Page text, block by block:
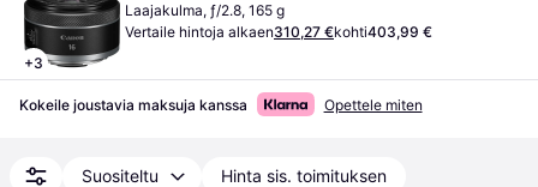
+3
Laajakulma, ƒ/2.8, 165 g
Vertaile hintoja alkaen310,27 €kohti403,99 €
Kokeile joustavia maksuja kanssa Opettele miten
Suositeltu Hinta sis. toimituksen